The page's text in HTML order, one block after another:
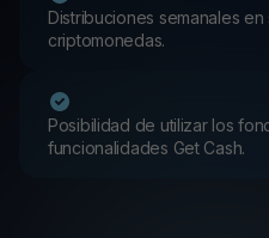
Distribuciones semanales
criptomonedas.
Posibilidad de utilizar los
funcionalidades Get Cash.